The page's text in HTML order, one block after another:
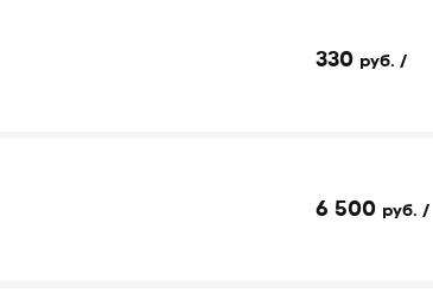
330 руб. /
6 500 руб. /